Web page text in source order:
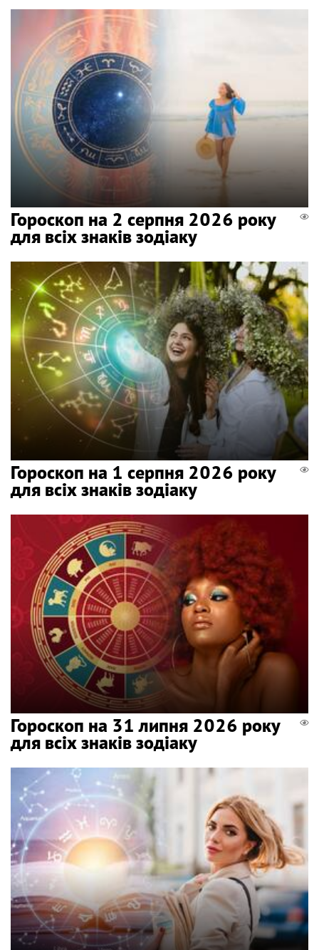
Гороскоп на 2 серпня 2026 року
для всіх знаків зодіаку
Гороскоп на 1 серпня 2026 року
для всіх знаків зодіаку
Гороскоп на 31 липня 2026 року
для всіх знаків зодіаку